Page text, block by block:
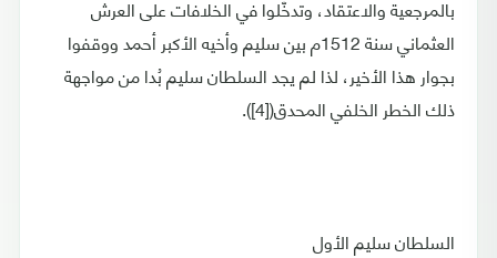
بالمرجعية والاعتقاد، وتدخّلوا في الخلافات على العرش
العثماني سنة 1512م بين سليم وأخيه الأكبر أحمد ووقفوا
بجوار هذا الأخير، لذا لم يجد السلطان سليم بُدا من مواجهة
ذلك الخطر الخلفي المحدق([4]).
السلطان سليم الأول